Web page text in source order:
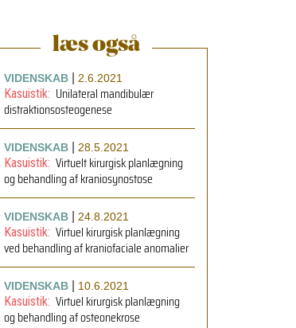
læs også
VIDENSKAB| 2.6.2021
Kasuistik: Unilateral mandibulær
distraktionsosteogenese
VIDENSKAB| 28.5.2021
Kasuistik: Virtuelt kirurgisk planlægning
og behandling af kraniosynostose
VIDENSKAB| 24.8.2021
Kasuistik: Virtuel kirurgisk planlægning
ved behandling af kraniofaciale anomalier
VIDENSKAB| 10.6.2021
Kasuistik: Virtuel kirurgisk planlægning
og behandling af osteonekrose